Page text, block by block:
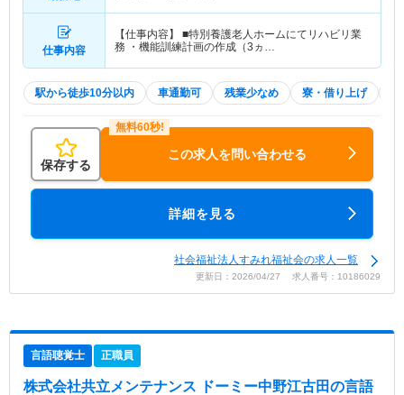
仕事内容
【仕事内容】 ■特別養護老人ホームにてリハビリ業
務 ・機能訓練計画の作成（3ヵ…
駅から徒歩10分以内 車通勤可 残業少なめ 寮・借り上げ
保存する
この求人を問い合わせる
詳細を見る
社会福祉法人すみれ福祉会の求人一覧
更新日：2026/04/27 求人番号：10186029
言語聴覚士 正職員
株式会社共立メンテナンス ドーミー中野江古田の言語